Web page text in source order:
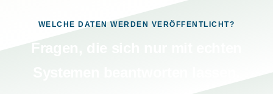
WELCHE DATEN WERDEN VERÖFFENTLICHT?